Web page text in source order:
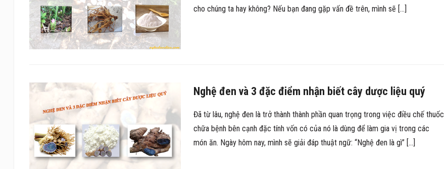
cho chúng ta hay không? Nếu bạn đang gặp vấn đề trên, mình sẽ […]
Nghệ đen và 3 đặc điểm nhận biết cây dược liệu quý
Đã từ lâu, nghệ đen là trở thành thành phần quan trọng trong việc điều chế thuốc
chữa bệnh bên cạnh đặc tính vốn có của nó là dùng để làm gia vị trong các
món ăn. Ngày hôm nay, mình sẽ giải đáp thuật ngữ: “Nghệ đen là gì” […]